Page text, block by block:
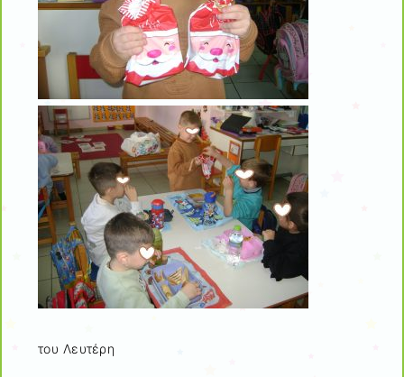
του Λευτέρη